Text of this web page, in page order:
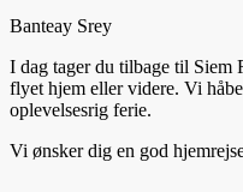
Banteay Srey
I dag tager du tilbage til Siem
flyet hjem eller videre. Vi
oplevelsesrig ferie.
Vi ønsker dig en god